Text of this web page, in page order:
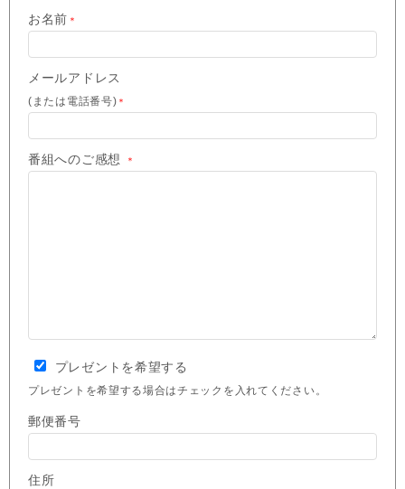
お名前 ＊
メールアドレス
(または電話番号) ＊
番組へのご感想 ＊
プレゼントを希望する
プレゼントを希望する場合はチェックを入れてください。
郵便番号
住所